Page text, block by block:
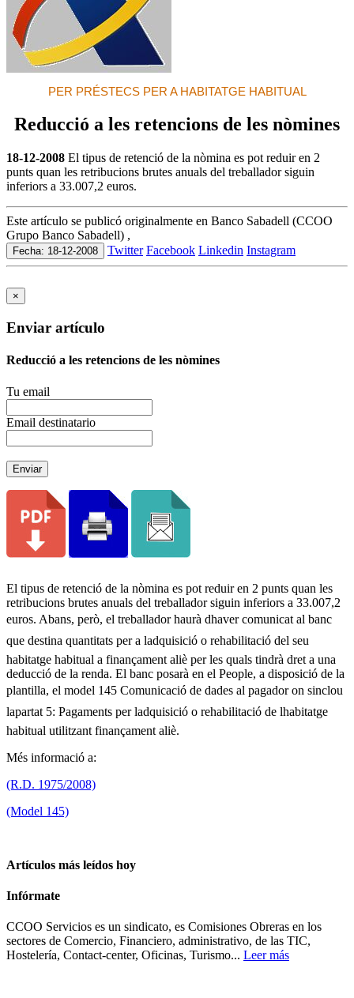
PER PRÉSTECS PER A HABITATGE HABITUAL
Reducció a les retencions de les nòmines
18-12-2008 El tipus de retenció de la nòmina es pot reduir en 2
punts quan les retribucions brutes anuals del treballador siguin
inferiors a 33.007,2 euros.
Este artículo se publicó originalmente en Banco Sabadell (CCOO
Grupo Banco Sabadell) ,
Fecha: 18-12-2008 Twitter Facebook Linkedin Instagram
×
Enviar artículo
Reducció a les retencions de les nòmines
Tu email
Email destinatario
Enviar
El tipus de retenció de la nòmina es pot reduir en 2 punts quan les
retribucions brutes anuals del treballador siguin inferiors a 33.007,2
euros. Abans, però, el treballador haurà dhaver comunicat al banc
que destina quantitats per a ladquisició o rehabilitació del seu
habitatge habitual a finançament aliè per les quals tindrà dret a una
deducció de la renda. El banc posarà en el People, a disposició de la
plantilla, el model 145 Comunicació de dades al pagador on sinclou
lapartat 5: Pagaments per ladquisició o rehabilitació de lhabitatge
habitual utilitzant finançament aliè.
Més informació a:
(R.D. 1975/2008)
(Model 145)
Artículos más leídos hoy
Infórmate
CCOO Servicios es un sindicato, es Comisiones Obreras en los
sectores de Comercio, Financiero, administrativo, de las TIC,
Hostelería, Contact-center, Oficinas, Turismo... Leer más